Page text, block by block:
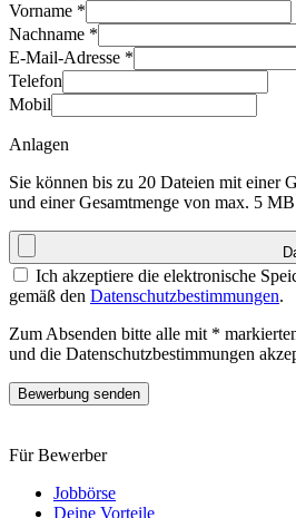
Vorname *
Nachname *
E-Mail-Adresse *
Telefon
Mobil
Anlagen
Sie können bis zu 20 Dateien mit einer
und einer Gesamtmenge von max. 5
Ich akzeptiere die elektronische
gemäß den Datenschutzbestimmungen.
Zum Absenden bitte alle mit *
und die Datenschutzbestimmungen
Bewerbung senden
Für Bewerber
Jobbörse
Deine Vorteile